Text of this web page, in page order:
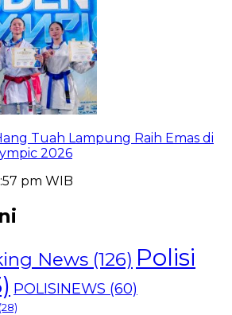
Tuah Lampung Raih Emas di
2026
pm WIB
News (126) Polisi
POLISINEWS (60)
(28)